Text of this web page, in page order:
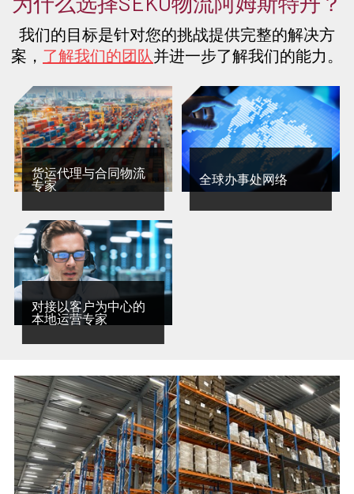
我们的目标是针对您的挑战提供完整的解决方
案， 了解我们的团队并进一步了解我们的能力。
货运代理与合同物流
专家
全球办事处网络
对接以客户为中心的
本地运营专家